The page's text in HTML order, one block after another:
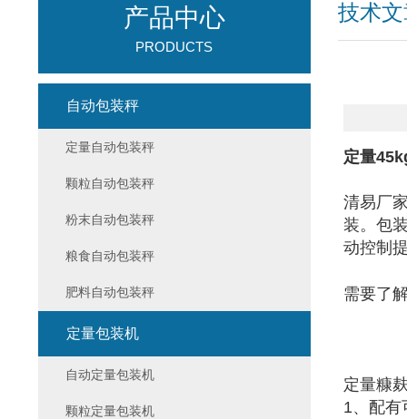
技术
定量
清易厂
装。包
动控制
需要了
定量糠
1、配有
产品中心
PRODUCTS
自动包装秤
定量自动包装秤
颗粒自动包装秤
粉末自动包装秤
粮食自动包装秤
肥料自动包装秤
定量包装机
自动定量包装机
颗粒定量包装机